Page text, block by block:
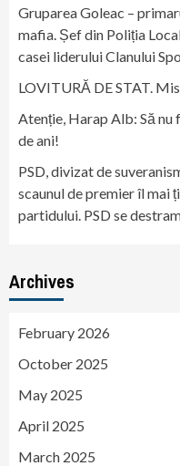
Gruparea Goleac –
mafia. Șef din Poliția
casei liderului Clanului
LOVITURĂ DE STAT.
Atenție, Harap Alb: Să nu
de ani!
PSD, divizat de
scaunul de premier îl mai
partidului. PSD se
Archives
February 2026
October 2025
May 2025
April 2025
March 2025